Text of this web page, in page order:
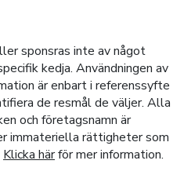
sponsras inte av något
kedja. Användningen av
är enbart i referenssyfte
de resmål de väljer. Alla
och företagsnamn är
immateriella rättigheter som
Klicka härför mer information.